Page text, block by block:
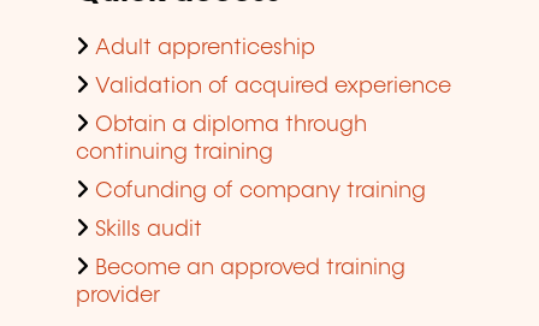
Adult apprenticeship
Validation of acquired experience
Obtain a diploma through
continuing training
Cofunding of company training
Skills audit
Become an approved training
provider